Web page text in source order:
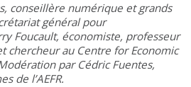
conseillère numérique et grands
général pour
Foucault, économiste, professeur
chercheur au Centre for Economic
par Cédric Fuentes,
de l’AEFR.